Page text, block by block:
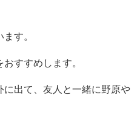
す。
すすめします。
出て、友人と一緒に野原や